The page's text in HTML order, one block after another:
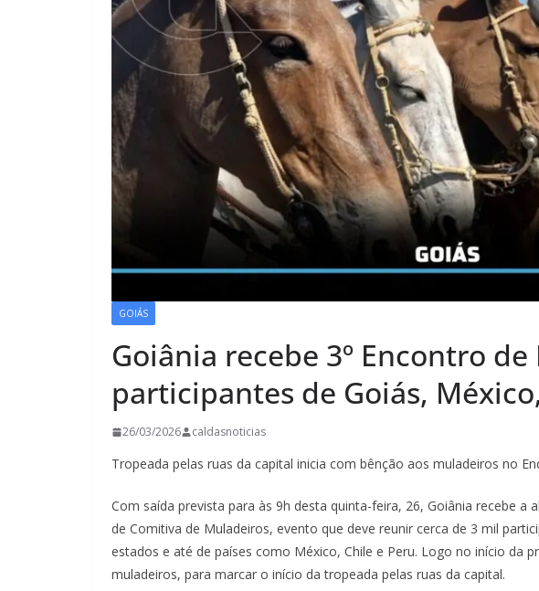
GOIÁS
Goiânia recebe 3º Encontro
participantes de Goiás,
26/03/2026 caldasnoticias
Tropeada pelas ruas da capital inicia com bênção aos muladeiros no
Com saída prevista para às 9h desta quinta-feira, 26, Goiânia recebe a
de Comitiva de Muladeiros, evento que deve reunir cerca de 3 mil
estados e até de países como México, Chile e Peru. Logo no início da
muladeiros, para marcar o início da tropeada pelas ruas da capital.